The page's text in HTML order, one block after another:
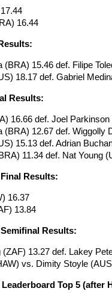
16.44
(BRA) 15.46 def. Filipe
18.17 def. Gabriel
Results:
16.66 def. Joel
(BRA) 12.67 def. Wiggolly
15.13 def. Adrian
11.34 def. Nat Young
Results:
16.37
13.84
Results:
(ZAF) 13.27 def. Lakey
vs. Dimity Stoyle
Leaderboard Top 5 (after